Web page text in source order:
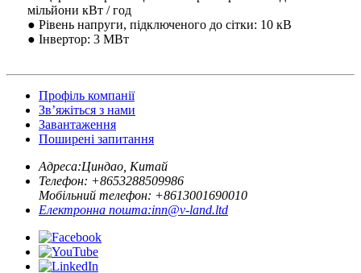
мільйони кВт / год
● Рівень напруги, підключеного до сітки: 10 кВ
● Інвертор: 3 МВт
Профіль компанії
Зв’яжіться з нами
Завантаження
Поширені запитання
Адреса:Циндао, Китай
Телефон: +8653288509986
Мобільний телефон: +8613001690010
Електронна пошта:inn@v-land.ltd